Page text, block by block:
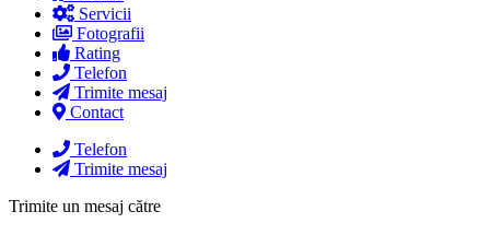
Servicii
Fotografii
Rating
Telefon
Trimite mesaj
Contact
Telefon
Trimite mesaj
Trimite un mesaj către